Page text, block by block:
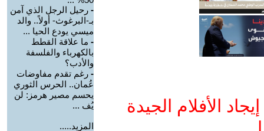
الأفلام الجيدة
- رحيل الرجل الذي آمن
بـ-البرغوث- أولاً.. والد
ميسي يودع الحيا ...
- ما علاقة القطط
بالكهرباء والفلسفة
والأدب؟
- رغم تقدم مفاوضات
عُمان.. الحرس الثوري
يحسم مصير هرمز: لن
يُف ...
المزيد.....